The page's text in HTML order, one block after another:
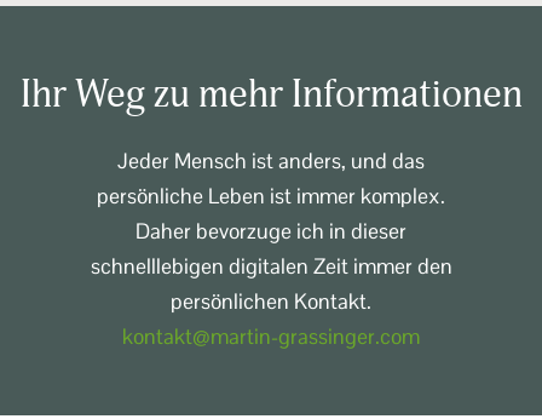
Ihr Weg zu mehr Informationen
Jeder Mensch ist anders, und das
persönliche Leben ist immer komplex.
Daher bevorzuge ich in dieser
schnelllebigen digitalen Zeit immer den
persönlichen Kontakt.
kontakt@martin-grassinger.com